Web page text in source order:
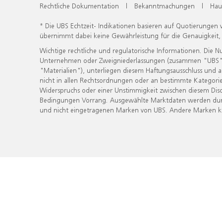
Rechtliche Dokumentation | Bekanntmachungen |
* Die UBS Echtzeit- Indikationen basieren auf
übernimmt dabei keine Gewährleistung für die
Wichtige rechtliche und regulatorische Informationen. Die
Unternehmen oder Zweigniederlassungen (zusammen
"Materialien"), unterliegen diesem Haftungsausschluss
nicht in allen Rechtsordnungen oder an bestimmte
Widerspruchs oder einer Unstimmigkeit zwischen diesem
Bedingungen Vorrang. Ausgewählte Marktdaten werden
und nicht eingetragenen Marken von UBS. Andere Marken